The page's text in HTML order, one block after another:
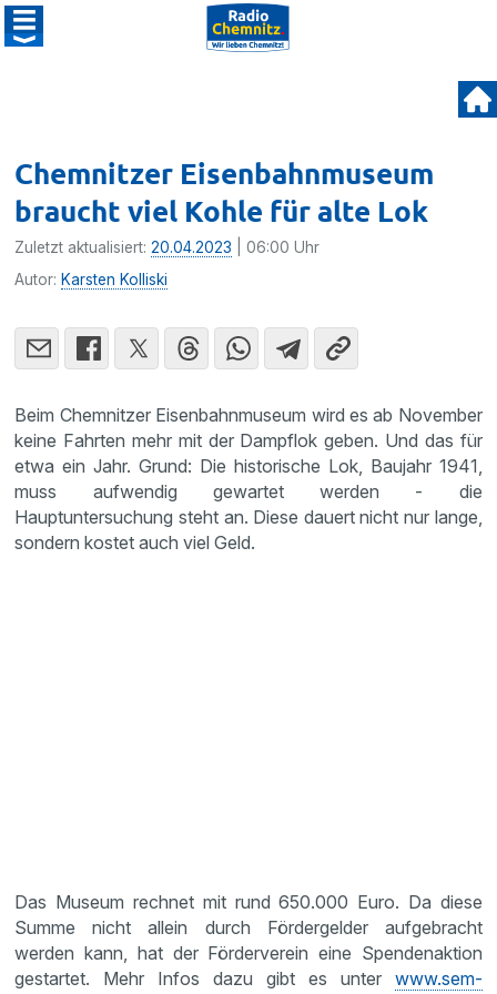
Chemnitzer Eisenbahnmuseum
braucht viel Kohle für alte Lok
Zuletzt aktualisiert:20.04.2023 | 06:00 Uhr
Autor: Karsten Kolliski
Beim Chemnitzer Eisenbahnmuseum wird es ab November
keine Fahrten mehr mit der Dampflok geben. Und das für
etwa ein Jahr. Grund: Die historische Lok, Baujahr 1941,
muss aufwendig gewartet werden - die
Hauptuntersuchung steht an. Diese dauert nicht nur lange,
sondern kostet auch viel Geld.
Das Museum rechnet mit rund 650.000 Euro. Da diese
Summe nicht allein durch Fördergelder aufgebracht
werden kann, hat der Förderverein eine Spendenaktion
gestartet. Mehr Infos dazu gibt es unter www.sem-